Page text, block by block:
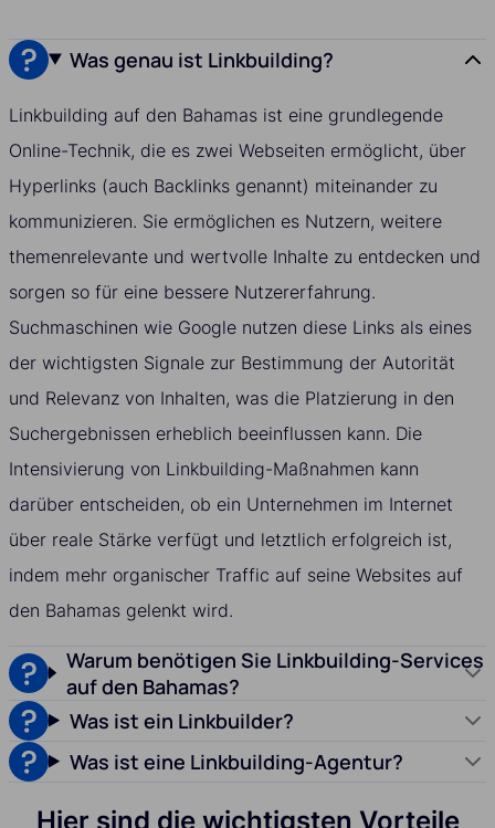
Was genau ist Linkbuilding?
Linkbuilding auf den Bahamas ist eine grundlegende
Online-Technik, die es zwei Webseiten ermöglicht, über
Hyperlinks (auch Backlinks genannt) miteinander zu
kommunizieren. Sie ermöglichen es Nutzern, weitere
themenrelevante und wertvolle Inhalte zu entdecken und
sorgen so für eine bessere Nutzererfahrung.
Suchmaschinen wie Google nutzen diese Links als eines
der wichtigsten Signale zur Bestimmung der Autorität
und Relevanz von Inhalten, was die Platzierung in den
Suchergebnissen erheblich beeinflussen kann. Die
Intensivierung von Linkbuilding-Maßnahmen kann
darüber entscheiden, ob ein Unternehmen im Internet
über reale Stärke verfügt und letztlich erfolgreich ist,
indem mehr organischer Traffic auf seine Websites auf
den Bahamas gelenkt wird.
Warum benötigen Sie Linkbuilding-Services
auf den Bahamas?
Was ist ein Linkbuilder?
Was ist eine Linkbuilding-Agentur?
Hier sind die wichtigsten Vorteile